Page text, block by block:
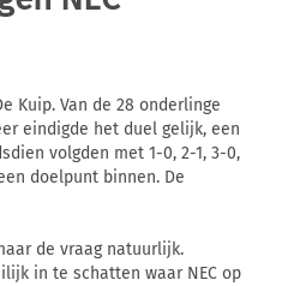
Kuip. Van de 28 onderlinge
eindigde het duel gelijk, een
volgden met 1-0, 2-1, 3-0,
doelpunt binnen. De
de vraag natuurlijk.
in te schatten waar NEC op